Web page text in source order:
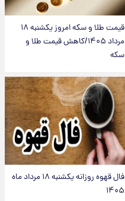
قیمت طلا و سکه امروز یکشنبه ۱۸
مرداد ۱۴۰۵/کاهش قیمت طلا و
سکه
فال قهوه روزانه یکشنبه ۱۸ مرداد ماه
۱۴۰۵